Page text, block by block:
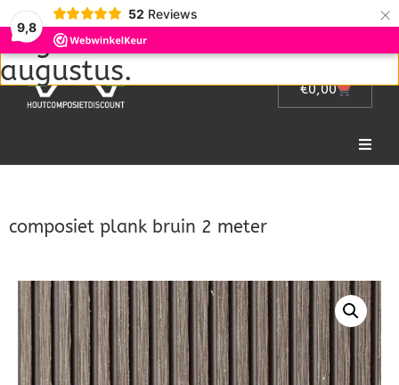
9,8
52 Reviews ×
€0,00 0
Picknicktafel
Tuinmeubelen
Tuinhek
Bloembakken
composiet plank bruin 2 meter
Wij zijn met vakantie van 1
augustus tot en met 22
augustus.